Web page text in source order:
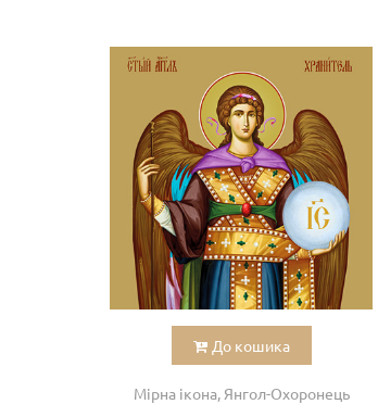
До кошика
Мірна ікона, Янгол-Охоронець